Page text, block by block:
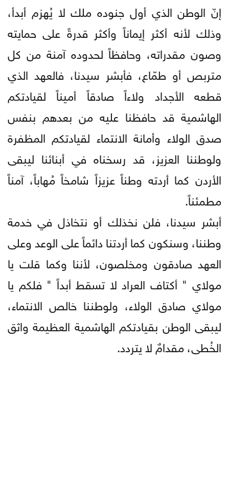
إنّ الوطن الذي أول جنوده ملك لا يُهزم أبدأ،
وذلك لأنه أكثر إيماناً وأكثر قدرةً على حمايته
وصون مقدراته، وحافظاً لحدوده آمنة من كل
متربص أو طمّاع، فأبشر سيدنا، فالعهد الذي
قطعه الأجداد ولاءاً صادقاً أميناً لقيادتكم
الهاشمية قد حافظنا عليه من بعدهم بنفس
صدق الولاء وأمانة الانتماء لقيادتكم المظفرة
ولوطننا العزيز، قد رسخناه في أبنائنا ليبقى
الأردن كما أردته وطناً عزيزاً شامخاً مُهاباً، آمناً
مطمئناً.
أبشر سيدنا، فلن نخذلك أو نتخاذل في خدمة
وطننا، وسنكون كما أردتنا دائماً على الوعد وعلى
العهد صادقون ومخلصون، لأننا وكما قلت يا
مولاي " أكتاف العراد لا تسقط أبداً " فلكم يا
مولاي صادق الولاء، ولوطننا خالص الانتماء،
ليبقى الوطن بقيادتكم الهاشمية العظيمة واثق
الخُطى، مقدامٌ لا يتردد.